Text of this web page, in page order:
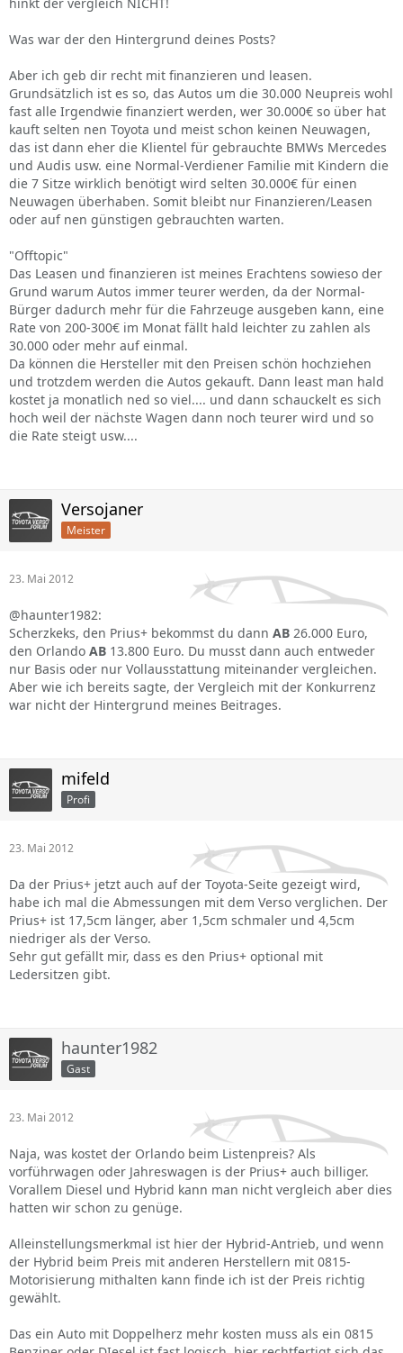
Was war der den Hintergrund deines Posts?
Aber ich geb dir recht mit finanzieren und leasen.
Grundsätzlich ist es so, das Autos um die 30.000 Neupreis wohl
fast alle Irgendwie finanziert werden, wer 30.000€ so über hat
kauft selten nen Toyota und meist schon keinen Neuwagen,
das ist dann eher die Klientel für gebrauchte BMWs Mercedes
und Audis usw. eine Normal-Verdiener Familie mit Kindern die
die 7 Sitze wirklich benötigt wird selten 30.000€ für einen
Neuwagen überhaben. Somit bleibt nur Finanzieren/Leasen
oder auf nen günstigen gebrauchten warten.
"Offtopic"
Das Leasen und finanzieren ist meines Erachtens sowieso der
Grund warum Autos immer teurer werden, da der Normal-
Bürger dadurch mehr für die Fahrzeuge ausgeben kann, eine
Rate von 200-300€ im Monat fällt hald leichter zu zahlen als
30.000 oder mehr auf einmal.
Da können die Hersteller mit den Preisen schön hochziehen
und trotzdem werden die Autos gekauft. Dann least man hald
kostet ja monatlich ned so viel.... und dann schauckelt es sich
hoch weil der nächste Wagen dann noch teurer wird und so
die Rate steigt usw....
Versojaner
Meister
23. Mai 2012
@haunter1982:
Scherzkeks, den Prius+ bekommst du dann AB 26.000 Euro,
den Orlando AB 13.800 Euro. Du musst dann auch entweder
nur Basis oder nur Vollausstattung miteinander vergleichen.
Aber wie ich bereits sagte, der Vergleich mit der Konkurrenz
war nicht der Hintergrund meines Beitrages.
mifeld
Profi
23. Mai 2012
Da der Prius+ jetzt auch auf der Toyota-Seite gezeigt wird,
habe ich mal die Abmessungen mit dem Verso verglichen. Der
Prius+ ist 17,5cm länger, aber 1,5cm schmaler und 4,5cm
niedriger als der Verso.
Sehr gut gefällt mir, dass es den Prius+ optional mit
Ledersitzen gibt.
haunter1982
Gast
23. Mai 2012
Naja, was kostet der Orlando beim Listenpreis? Als
vorführwagen oder Jahreswagen is der Prius+ auch billiger.
Vorallem Diesel und Hybrid kann man nicht vergleich aber dies
hatten wir schon zu genüge.
Alleinstellungsmerkmal ist hier der Hybrid-Antrieb, und wenn
der Hybrid beim Preis mit anderen Herstellern mit 0815-
Motorisierung mithalten kann finde ich ist der Preis richtig
gewählt.
Das ein Auto mit Doppelherz mehr kosten muss als ein 0815